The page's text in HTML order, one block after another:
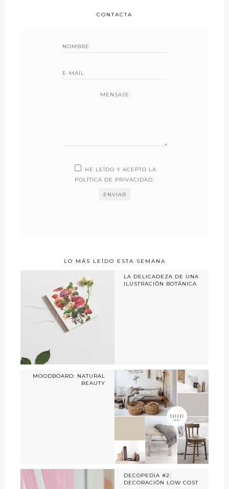
CONTACTA
MENSAJE
HE LEÍDO Y ACEPTO LA
POLÍTICA DE PRIVACIDAD.
LO MÁS LEÍDO ESTA SEMANA
LA DELICADEZA DE UNA
ILUSTRACIÓN BOTÁNICA
MOODBOARD: NATURAL
BEAUTY
DECOPEDIA #2:
DECORACIÓN LOW COST